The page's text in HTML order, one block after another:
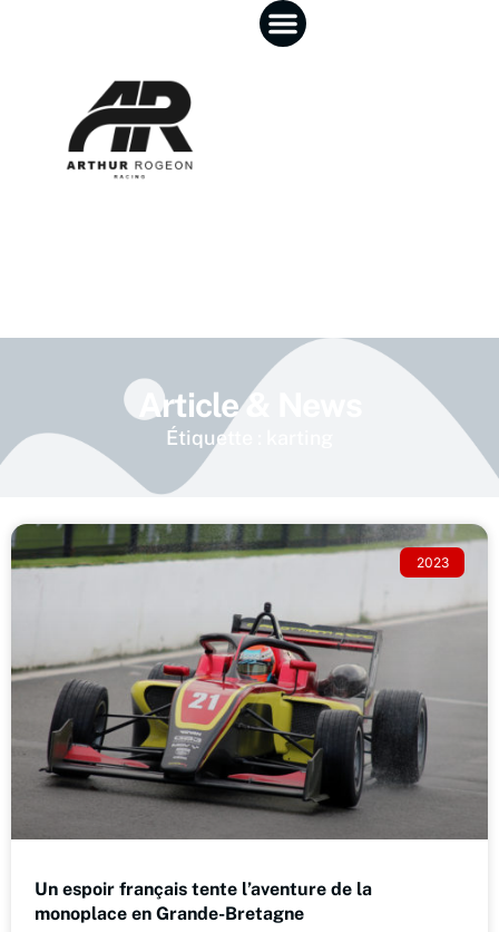
Article & News
Étiquette : karting
2023
Un espoir français tente l’aventure de la
monoplace en Grande-Bretagne